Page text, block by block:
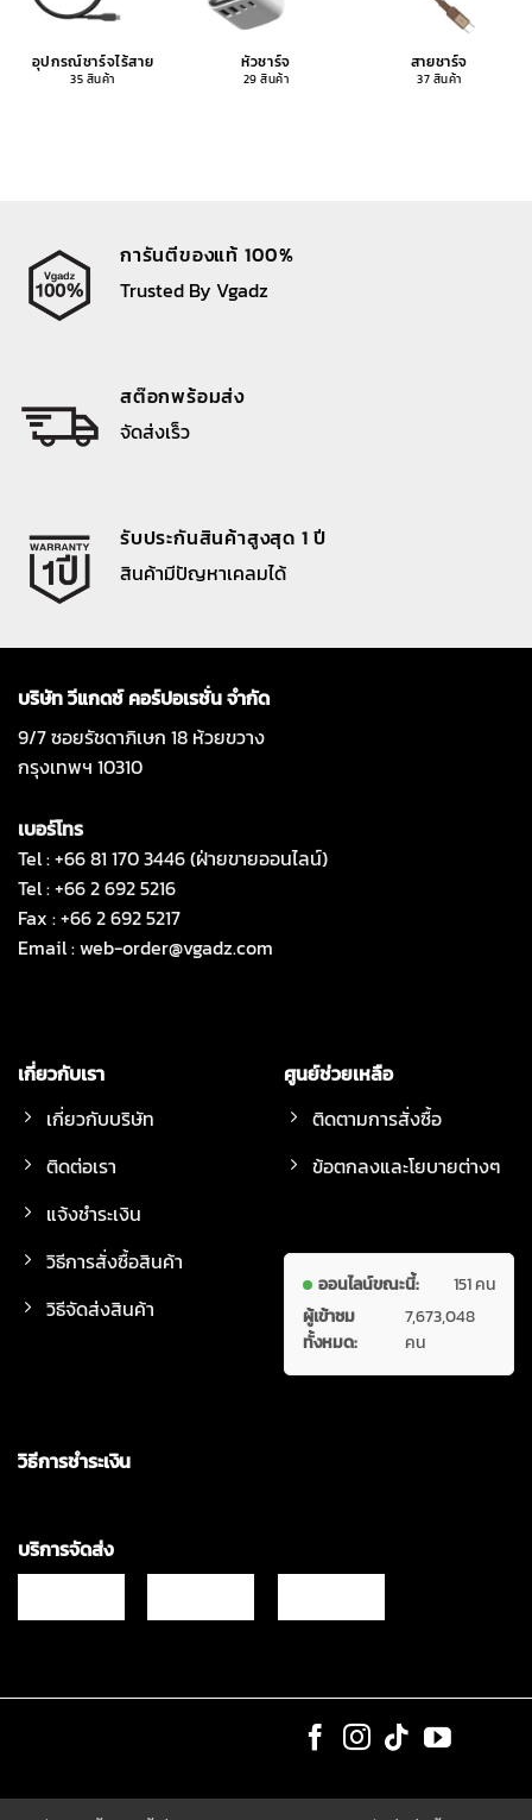
อุปกรณ์ชาร์จไร้สาย
35 สินค้า
หัวชาร์จ
29 สินค้า
สายชาร์จ
37 สินค้า
การันตีของแท้ 100%
Trusted By Vgadz
สต๊อกพร้อมส่ง
จัดส่งเร็ว
รับประกันสินค้าสูงสุด 1 ปี
สินค้ามีปัญหาเคลมได้
บริษัท วีแกดซ์ คอร์ปอเรชั่น จำกัด
9/7 ซอยรัชดาภิเษก 18 ห้วยขวาง
กรุงเทพฯ 10310
เบอร์โทร
Tel : +66 81 170 3446 (ฝ่ายขายออนไลน์)
Tel : +66 2 692 5216
Fax : +66 2 692 5217
Email :web-order@vgadz.com
เกี่ยวกับเรา
เกี่ยวกับบริษัท
ติดต่อเรา
แจ้งชำระเงิน
วิธีการสั่งซื้อสินค้า
วิธีจัดส่งสินค้า
ศูนย์ช่วยเหลือ
ติดตามการสั่งซื้อ
ข้อตกลงและโยบายต่างๆ
ออนไลน์ขณะนี้:
151 คน
ผู้เข้าชม
ทั้งหมด:
7,673,048
คน
วิธีการชำระเงิน
บริการจัดส่ง